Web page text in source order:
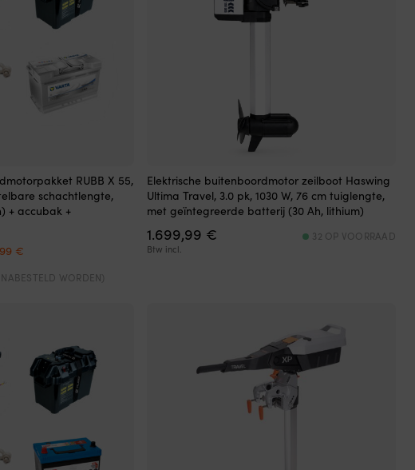
RUBB X 55,
schachtlengte,
+ accubak +
€Huidige
is:
WORDEN)
Elektrische buitenboordmotor zeilboot Haswing
Ultima Travel, 3.0 pk, 1030 W, 76 cm tuiglengte,
met geïntegreerde batterij (30 Ah, lithium)
1.699,99 €
Btw incl.
32 OP VOORRAAD